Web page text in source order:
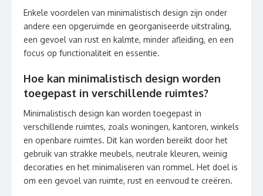
Enkele voordelen van minimalistisch design zijn onder
andere een opgeruimde en georganiseerde uitstraling,
een gevoel van rust en kalmte, minder afleiding, en een
focus op functionaliteit en essentie.
Hoe kan minimalistisch design worden
toegepast in verschillende ruimtes?
Minimalistisch design kan worden toegepast in
verschillende ruimtes, zoals woningen, kantoren, winkels
en openbare ruimtes. Dit kan worden bereikt door het
gebruik van strakke meubels, neutrale kleuren, weinig
decoraties en het minimaliseren van rommel. Het doel is
om een gevoel van ruimte, rust en eenvoud te creëren.